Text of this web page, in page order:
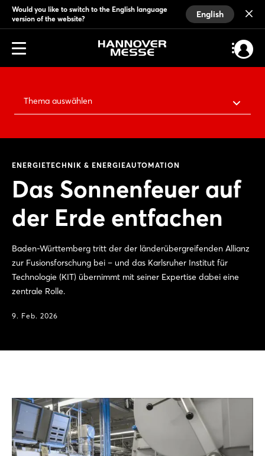
Would you like to switch to the English language
version of the website?
English
Thema auswählen
ENERGIETECHNIK & ENERGIEAUTOMATION
Das Sonnenfeuer auf
der Erde entfachen
Baden-Württemberg tritt der der länderübergreifenden Allianz
zur Fusionsforschung bei – und das Karlsruher Institut für
Technologie (KIT) übernimmt mit seiner Expertise dabei eine
zentrale Rolle.
9. Feb. 2026